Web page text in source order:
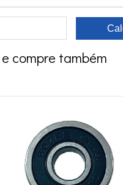
compre também